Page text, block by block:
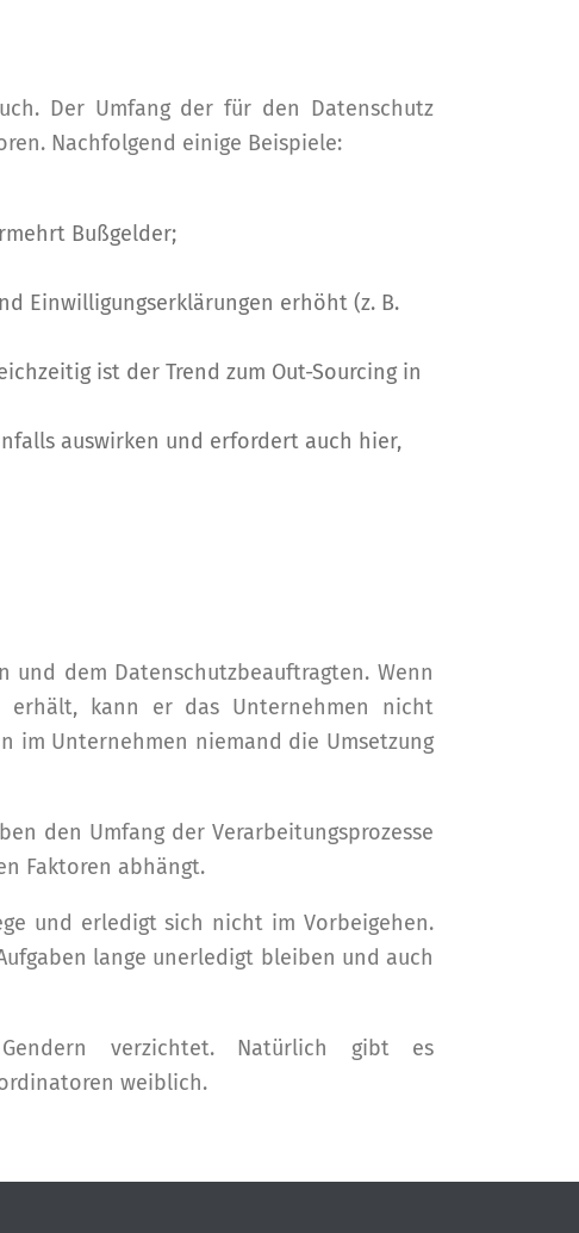
Der Umfang der für den Datenschutz
Nachfolgend einige Beispiele:
Bußgelder;
Einwilligungserklärungen erhöht (z. B.
ist der Trend zum Out-Sourcing in
auswirken und erfordert auch hier,
dem Datenschutzbeauftragten. Wenn
erhält, kann er das Unternehmen nicht
im Unternehmen niemand die Umsetzung
den Umfang der Verarbeitungsprozesse
Faktoren abhängt.
und erledigt sich nicht im Vorbeigehen.
lange unerledigt bleiben und auch
verzichtet. Natürlich gibt es
weiblich.